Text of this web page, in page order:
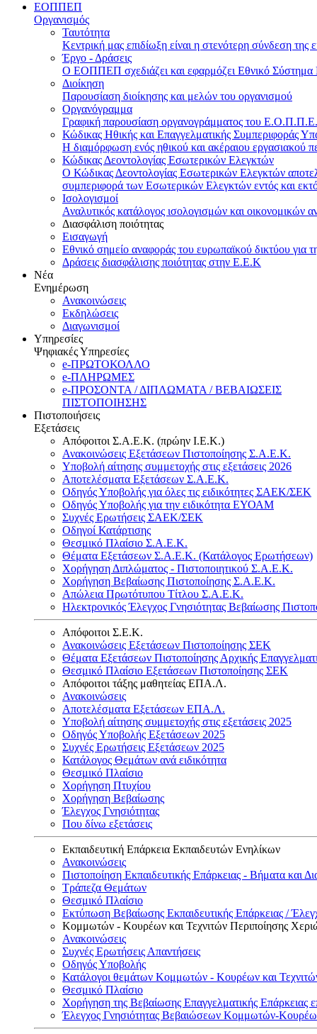
ΕΟΠΠΕΠ
Οργανισμός
Ταυτότητα
Κεντρική μας επιδίωξη είναι η στενότερη σύνδεση της
Έργο - Δράσεις
Ο ΕΟΠΠΕΠ σχεδιάζει και εφαρμόζει Eθνικό Σύστημα
Διοίκηση
Παρουσίαση διοίκησης και μελών του οργανισμού
Οργανόγραμμα
Γραφική παρουσίαση οργανογράμματος του
Κώδικας Ηθικής και Επαγγελματικής Συμπεριφοράς
Η διαμόρφωση ενός ηθικού και ακέραιου εργασιακού
Κώδικας Δεοντολογίας Εσωτερικών Ελεγκτών
Ο Κώδικας Δεοντολογίας Εσωτερικών Ελεγκτών
συμπεριφορά των Εσωτερικών Ελεγκτών εντός και
Ισολογισμοί
Αναλυτικός κατάλογος ισολογισμών και οικονομικών
Διασφάλιση ποιότητας
Εισαγωγή
Εθνικό σημείο αναφοράς του ευρωπαϊκού δικτύου για
Δράσεις διασφάλισης ποιότητας στην Ε.Ε.Κ
Νέα
Ενημέρωση
Ανακοινώσεις
Εκδηλώσεις
Διαγωνισμοί
Υπηρεσίες
Ψηφιακές Υπηρεσίες
e-ΠΡΩΤΟΚΟΛΛΟ
e-ΠΛΗΡΩΜΕΣ
e-ΠΡΟΣΟΝΤΑ / ΔΙΠΛΩΜΑΤΑ / ΒΕΒΑΙΩΣΕΙΣ
ΠΙΣΤΟΠΟΙΗΣΗΣ
Πιστοποιήσεις
Εξετάσεις
Απόφοιτοι Σ.Α.Ε.Κ. (πρώην Ι.Ε.Κ.)
Ανακοινώσεις Εξετάσεων Πιστοποίησης Σ.Α.Ε.Κ.
Υποβολή αίτησης συμμετοχής στις εξετάσεις 2026
Αποτελέσματα Εξετάσεων Σ.Α.Ε.Κ.
Οδηγός Υποβολής για όλες τις ειδικότητες ΣΑΕΚ/ΣΕΚ
Οδηγός Υποβολής για την ειδικότητα ΕΥΟΑΜ
Συχνές Ερωτήσεις ΣΑΕΚ/ΣΕΚ
Οδηγοί Κατάρτισης
Θεσμικό Πλαίσιο Σ.Α.Ε.Κ.
Θέματα Εξετάσεων Σ.Α.Ε.Κ. (Κατάλογος Ερωτήσεων)
Χορήγηση Διπλώματος - Πιστοποιητικού Σ.Α.Ε.Κ.
Χορήγηση Βεβαίωσης Πιστοποίησης Σ.Α.Ε.Κ.
Απώλεια Πρωτότυπου Τίτλου Σ.Α.Ε.Κ.
Ηλεκτρονικός Έλεγχος Γνησιότητας Βεβαίωσης
Απόφοιτοι Σ.Ε.Κ.
Ανακοινώσεις Εξετάσεων Πιστοποίησης ΣΕΚ
Θέματα Εξετάσεων Πιστοποίησης Αρχικής
Θεσμικό Πλαίσιο Εξετάσεων Πιστοποίησης ΣΕΚ
Απόφοιτοι τάξης μαθητείας ΕΠΑ.Λ.
Ανακοινώσεις
Αποτελέσματα Εξετάσεων ΕΠΑ.Λ.
Υποβολή αίτησης συμμετοχής στις εξετάσεις 2025
Οδηγός Υποβολής Εξετάσεων 2025
Συχνές Ερωτήσεις Εξετάσεων 2025
Κατάλογος Θεμάτων ανά ειδικότητα
Θεσμικό Πλαίσιο
Χορήγηση Πτυχίου
Χορήγηση Βεβαίωσης
Έλεγχος Γνησιότητας
Που δίνω εξετάσεις
Εκπαιδευτική Επάρκεια Εκπαιδευτών Ενηλίκων
Ανακοινώσεις
Πιστοποίηση Εκπαιδευτικής Επάρκειας - Βήματα και
Τράπεζα Θεμάτων
Θεσμικό Πλαίσιο
Εκτύπωση Βεβαίωσης Εκπαιδευτικής Επάρκειας /
Κομμωτών - Κουρέων και Τεχνιτών Περιποίησης
Ανακοινώσεις
Συχνές Ερωτήσεις Απαντήσεις
Οδηγός Υποβολής
Κατάλογοι θεμάτων Κομμωτών - Κουρέων και
Θεσμικό Πλαίσιο
Χορήγηση της Βεβαίωσης Επαγγελματικής
Έλεγχος Γνησιότητας Βεβαιώσεων Κομμωτών-